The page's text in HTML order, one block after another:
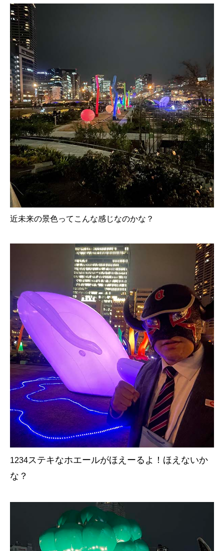
近未来の景色ってこんな感じなのかな？
1234ステキなホエールがほえーるよ！ほえないか
な？